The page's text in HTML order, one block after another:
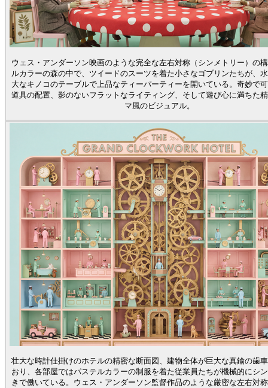
ウェス・アンダーソン映画のような完全な左右対称（シンメトリー）の
ルカラーの森の中で、ツイードのスーツを着た小さなゴブリンたちが、
大なキノコのテーブルで上品なティーパーティーを開いている。奇妙で
道具の配置、影のないフラットなライティング、そして遊び心に満ちた
マ風のビジュアル。
壮大な時計仕掛けのホテルの精密な断面図、建物全体が巨大な真鍮の歯
おり、各部屋ではパステルカラーの制服を着た従業員たちが機械的にシ
きで働いている。ウェス・アンダーソン監督作品のような厳密な左右対